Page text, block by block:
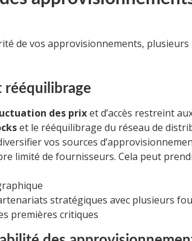
de vos approvisionnements,
rééquilibrage
des prixet d’accès restreint
et le rééquilibrage du réseau de
vos sources
limité de fournisseurs. Cela peut
stratégiques avec plusieurs
premières critiques